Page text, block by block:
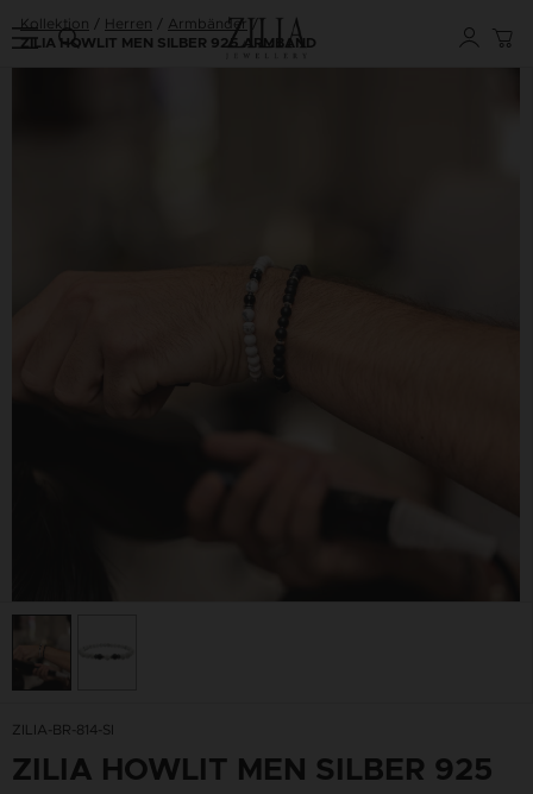
Kollektion Herren Armbänder
ZILIA HOWLIT MEN SILBER 925 ARMBAND
ZILIA-BR-814-SI
ZILIA HOWLIT MEN SILBER 925